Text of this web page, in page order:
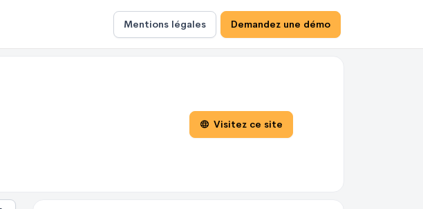
Mentions légales Demandez une démo
Visitez ce site